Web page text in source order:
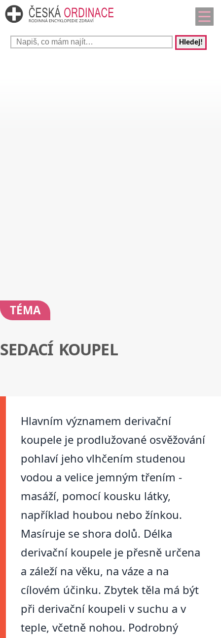
Hledej!
TÉMA
SEDACÍ KOUPEL
Hlavním významem derivační
koupele je prodlužované osvěžování
pohlaví jeho vlhčením studenou
vodou a velice jemným třením -
masáží, pomocí kousku látky,
například houbou nebo žínkou.
Masíruje se shora dolů. Délka
derivační koupele je přesně určena
a záleží na věku, na váze a na
cílovém účinku. Zbytek těla má být
při derivační koupeli v suchu a v
teple, včetně nohou. Podrobný